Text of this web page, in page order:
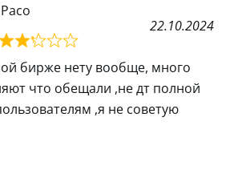
22.10.2024
бирже нету вообще, много
что обещали ,не дт полной
,я не советую